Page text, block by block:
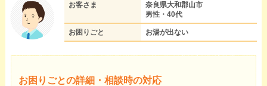
お客さま
奈良県大和郡山市
男性・40代
お困りごと お湯が出ない
お困りごとの詳細・相談時の対応